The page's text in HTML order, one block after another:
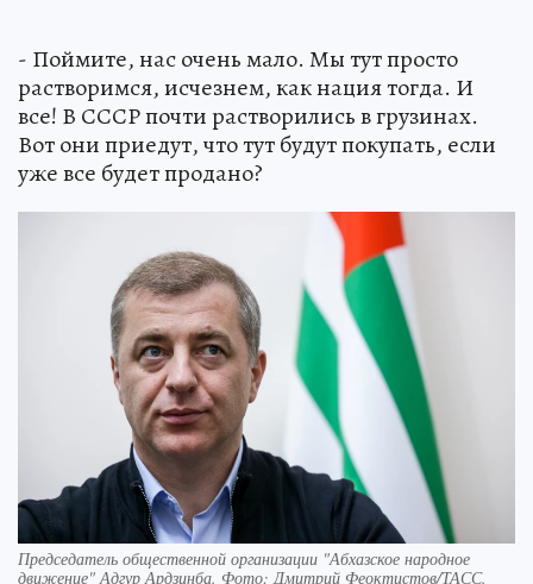
- Поймите, нас очень мало. Мы тут просто
растворимся, исчезнем, как нация тогда. И
все! В СССР почти растворились в грузинах.
Вот они приедут, что тут будут покупать, если
уже все будет продано?
Председатель общественной организации "Абхазское народное
движение" Адгур Ардзинба. Фото: Дмитрий Феоктистов/ТАСС.